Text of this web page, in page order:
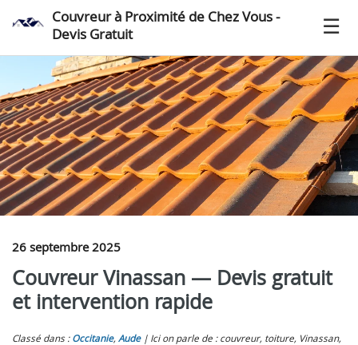
Couvreur à Proximité de Chez Vous -
Devis Gratuit
26 septembre 2025
Couvreur Vinassan — Devis gratuit
et intervention rapide
Classé dans : Occitanie, Aude
Ici on parle de : couvreur, toiture, Vinassan,